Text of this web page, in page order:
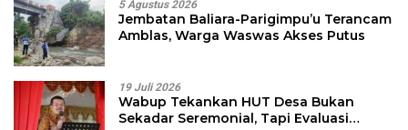
5 Agustus 2026
Jembatan Baliara-Parigimpu’u Terancam
Amblas, Warga Waswas Akses Putus
19 Juli 2026
Wabup Tekankan HUT Desa Bukan
Sekadar Seremonial, Tapi Evaluasi